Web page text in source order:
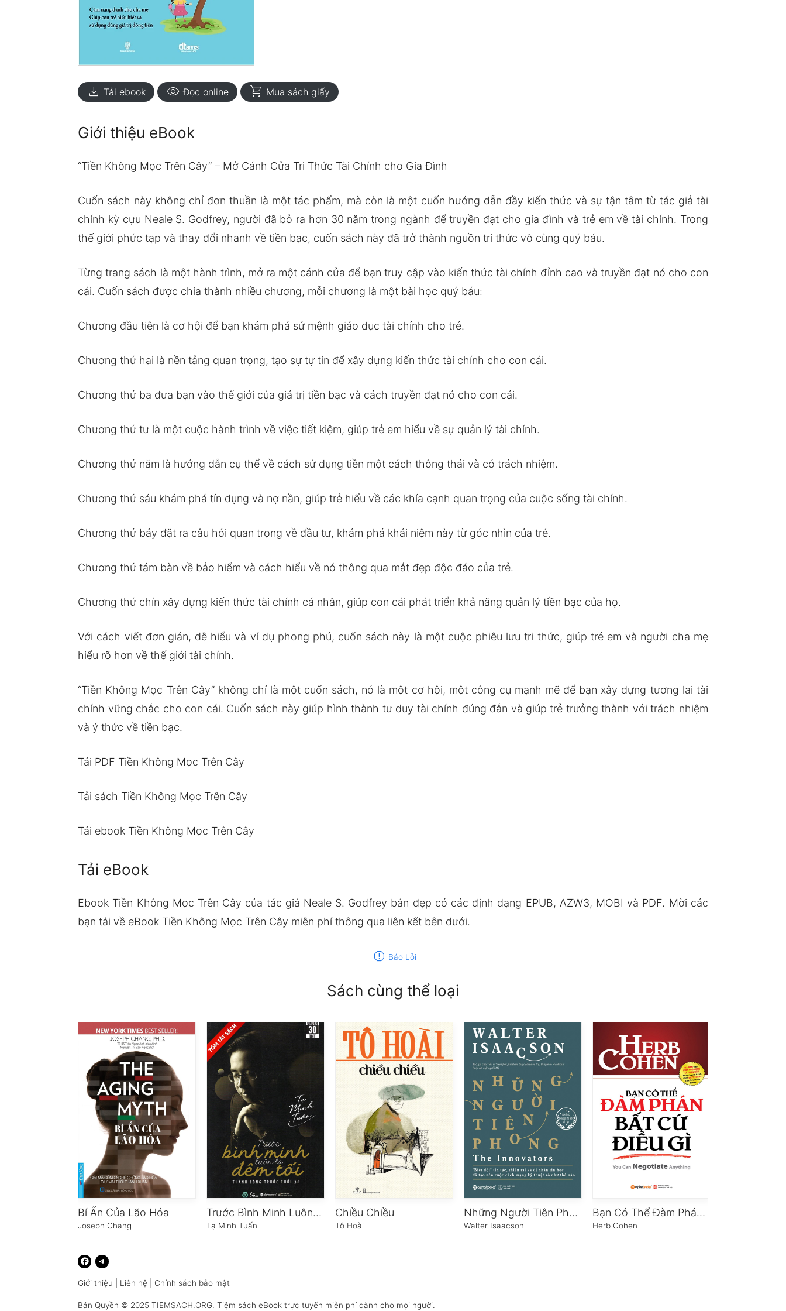
download Tải ebook visibility Đọc online shopping_cart Mua sách giấy
Giới thiệu eBook
“Tiền Không Mọc Trên Cây” – Mở Cánh Cửa Tri Thức Tài Chính cho Gia Đình
Cuốn sách này không chỉ đơn thuần là một tác phẩm, mà còn là một cuốn hướng dẫn đầy kiến thức và sự tận tâm từ tác giả tài
chính kỳ cựu Neale S. Godfrey, người đã bỏ ra hơn 30 năm trong ngành để truyền đạt cho gia đình và trẻ em về tài chính. Trong
thế giới phức tạp và thay đổi nhanh về tiền bạc, cuốn sách này đã trở thành nguồn tri thức vô cùng quý báu.
Từng trang sách là một hành trình, mở ra một cánh cửa để bạn truy cập vào kiến thức tài chính đỉnh cao và truyền đạt nó cho con
cái. Cuốn sách được chia thành nhiều chương, mỗi chương là một bài học quý báu:
Chương đầu tiên là cơ hội để bạn khám phá sứ mệnh giáo dục tài chính cho trẻ.
Chương thứ hai là nền tảng quan trọng, tạo sự tự tin để xây dựng kiến thức tài chính cho con cái.
Chương thứ ba đưa bạn vào thế giới của giá trị tiền bạc và cách truyền đạt nó cho con cái.
Chương thứ tư là một cuộc hành trình về việc tiết kiệm, giúp trẻ em hiểu về sự quản lý tài chính.
Chương thứ năm là hướng dẫn cụ thể về cách sử dụng tiền một cách thông thái và có trách nhiệm.
Chương thứ sáu khám phá tín dụng và nợ nần, giúp trẻ hiểu về các khía cạnh quan trọng của cuộc sống tài chính.
Chương thứ bảy đặt ra câu hỏi quan trọng về đầu tư, khám phá khái niệm này từ góc nhìn của trẻ.
Chương thứ tám bàn về bảo hiểm và cách hiểu về nó thông qua mắt đẹp độc đáo của trẻ.
Chương thứ chín xây dựng kiến thức tài chính cá nhân, giúp con cái phát triển khả năng quản lý tiền bạc của họ.
Với cách viết đơn giản, dễ hiểu và ví dụ phong phú, cuốn sách này là một cuộc phiêu lưu tri thức, giúp trẻ em và người cha mẹ
hiểu rõ hơn về thế giới tài chính.
“Tiền Không Mọc Trên Cây” không chỉ là một cuốn sách, nó là một cơ hội, một công cụ mạnh mẽ để bạn xây dựng tương lai tài
chính vững chắc cho con cái. Cuốn sách này giúp hình thành tư duy tài chính đúng đắn và giúp trẻ trưởng thành với trách nhiệm
và ý thức về tiền bạc.
Tải PDF Tiền Không Mọc Trên Cây
Tải sách Tiền Không Mọc Trên Cây
Tải ebook Tiền Không Mọc Trên Cây
Tải eBook
Ebook Tiền Không Mọc Trên Cây của tác giả Neale S. Godfrey bản đẹp có các định dạng EPUB, AZW3, MOBI và PDF. Mời các
bạn tải về eBook Tiền Không Mọc Trên Cây miễn phí thông qua liên kết bên dưới.
report Báo Lỗi
Sách cùng thể loại
Bí Ẩn Của Lão Hóa
Joseph Chang
Trước Bình Minh Luôn Là Đêm Tối
Tạ Minh Tuấn
Chiều Chiều
Tô Hoài
Những Người Tiên Phong
Walter Isaacson
Bạn Có Thể Đàm Phán Bất Cứ Điều Gì
Herb Cohen
Giới thiệu Liên hệ Chính sách bảo mật
Bản Quyền © 2025TIEMSACH.ORG. Tiệm sách eBook trực tuyến miễn phí dành cho mọi người.